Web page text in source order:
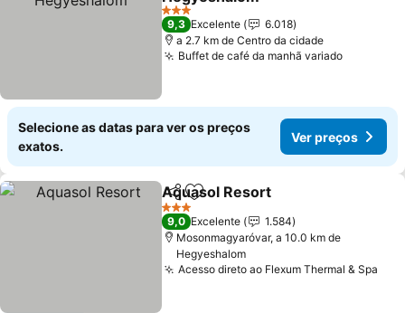
3 Estrelas
9,3 Excelente
6.018
a 2.7 km de Centro da cidade
Buffet de café da manhã variado
Selecione as datas para ver os preços
exatos.
Ver preços
PartilharAdicionar aos favoritos
Aquasol Resort
3 Estrelas
9,0 Excelente
1.584
Mosonmagyaróvar, a 10.0 km de
Hegyeshalom
Acesso direto ao Flexum Thermal & Spa